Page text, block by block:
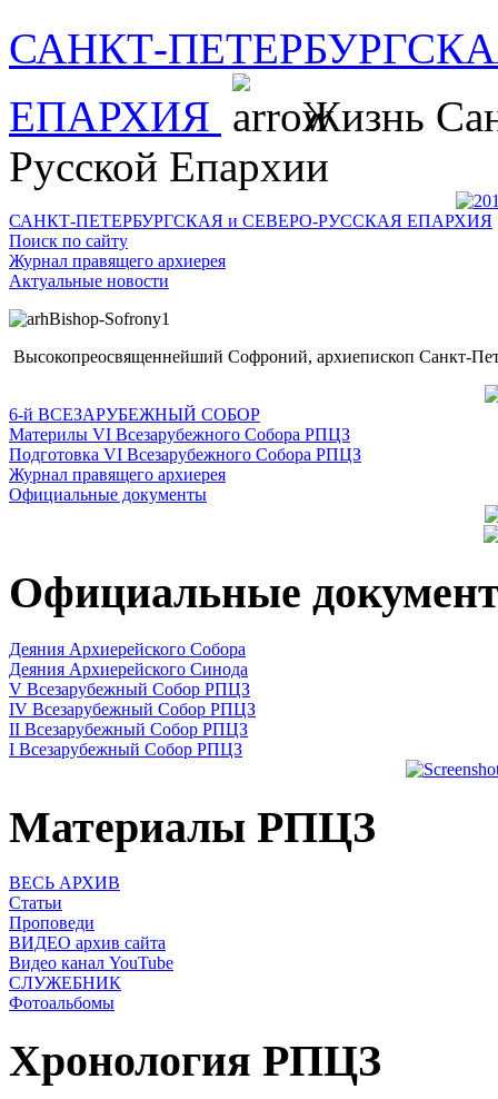
САНКТ-
ЕПАРХИЯ
Жизнь
Русской Епархии
САНКТ-ПЕТЕРБУРГСКАЯ и СЕВЕРО-РУССКАЯ ЕПАРХИЯ
Поиск по сайту
Журнал правящего архиерея
Актуальные новости
Высокопреосвященнейший Софроний, архиепископ Санкт-
6-й ВСЕЗАРУБЕЖНЫЙ СОБОР
Материлы VI Всезарубежного Собора РПЦЗ
Подготовка VI Всезарубежного Собора РПЦЗ
Журнал правящего архиерея
Официальные документы
Официальные
Деяния Архиерейского Собора
Деяния Архиерейского Синода
V Всезарубежный Собор РПЦЗ
IV Всезарубежный Собор РПЦЗ
II Всезарубежный Собор РПЦЗ
I Всезарубежный Собор РПЦЗ
Материалы РПЦЗ
ВЕСЬ АРХИВ
Статьи
Проповеди
ВИДЕО архив сайта
Видео канал YouTube
СЛУЖЕБНИК
Фотоальбомы
Хронология РПЦЗ